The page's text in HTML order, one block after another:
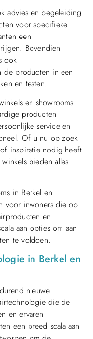
advies en begeleiding
voor specifieke
een
Bovendien
ook
de producten in een
en testen.
en showrooms
producten
service en
Of u nu op zoek
inspiratie nodig heeft
bieden alles
in Berkel en
voor inwoners die op
en
aan opties om aan
te voldoen.
in Berkel en
nieuwe
die de
en ervaren
een breed scala aan